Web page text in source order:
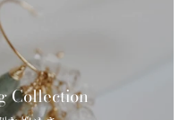
Collection